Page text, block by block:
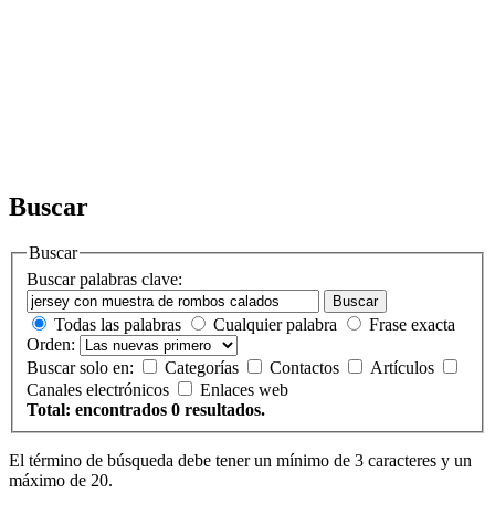
Buscar
Buscar
Buscar palabras clave:
Buscar
Todas las palabras Cualquier palabra
Frase exacta
Orden:
Buscar solo en:
Categorías Contactos
Artículos
Canales electrónicos
Enlaces web
Total: encontrados 0 resultados.
El término de búsqueda debe tener un mínimo de 3 caracteres y un
máximo de 20.